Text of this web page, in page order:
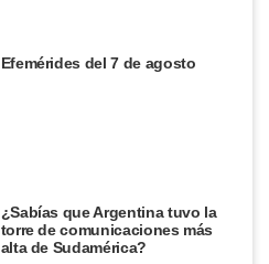
Efemérides del 7 de agosto
¿Sabías que Argentina tuvo la
torre de comunicaciones más
alta de Sudamérica?